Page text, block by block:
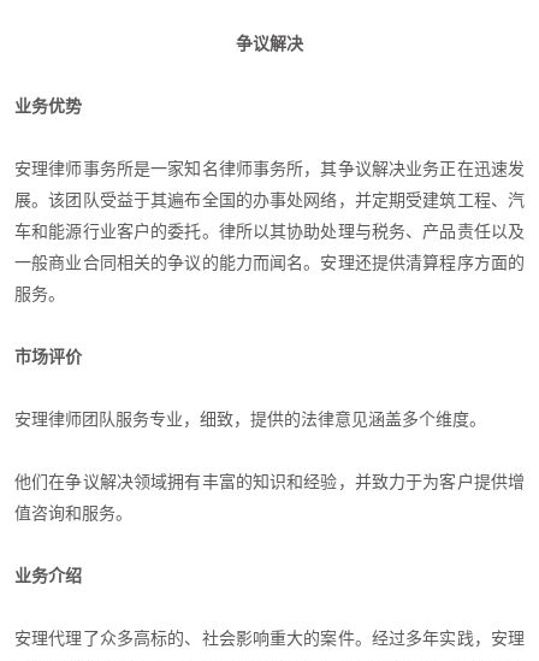
争议解决
业务优势
安理律师事务所是一家知名律师事务所，其争议解决业务正在迅速发
展。该团队受益于其遍布全国的办事处网络，并定期受建筑工程、汽
车和能源行业客户的委托。律所以其协助处理与税务、产品责任以及
一般商业合同相关的争议的能力而闻名。安理还提供清算程序方面的
服务。
市场评价
安理律师团队服务专业，细致，提供的法律意见涵盖多个维度。
他们在争议解决领域拥有丰富的知识和经验，并致力于为客户提供增
值咨询和服务。
业务介绍
安理代理了众多高标的、社会影响重大的案件。经过多年实践，安理